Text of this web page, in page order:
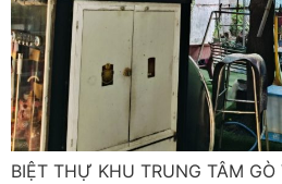
BIỆT THỰ KHU TRUNG TÂM GÒ